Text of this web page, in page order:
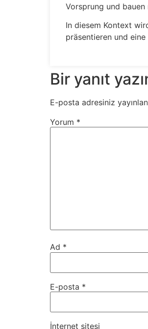
Vorsprung und
In diesem Kontext
präsentieren und
Bir yanıt
E-posta adresiniz
Yorum *
Ad *
E-posta *
İnternet sitesi